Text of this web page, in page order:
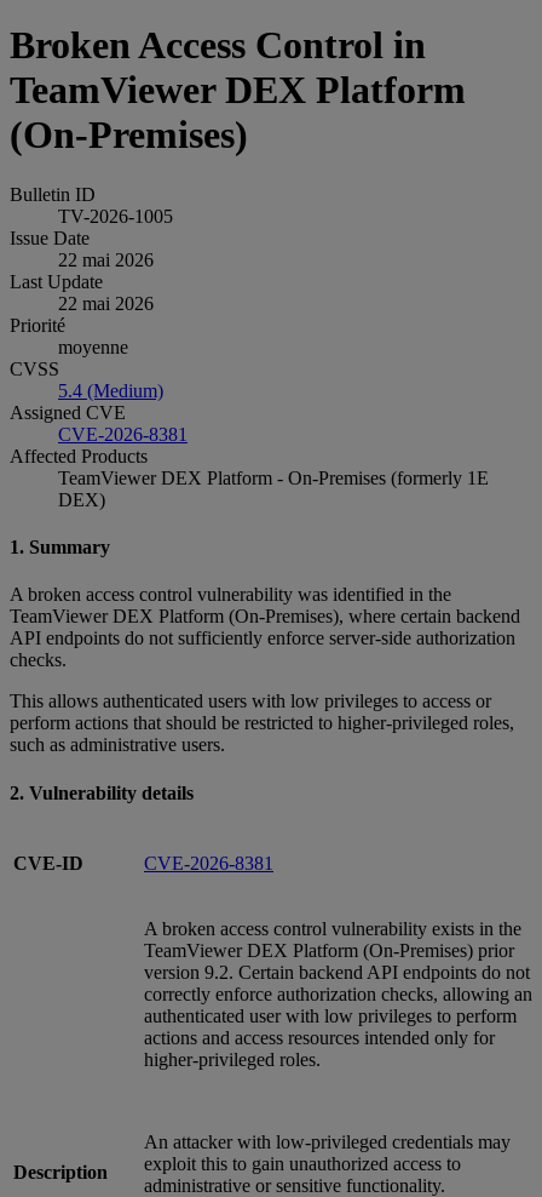
Broken Access Control in
TeamViewer DEX Platform
(On‑Premises)
Bulletin ID
TV-2026-1005
Issue Date
22 mai 2026
Last Update
22 mai 2026
Priorité
moyenne
CVSS
5.4 (Medium)
Assigned CVE
CVE-2026-8381
Affected Products
TeamViewer DEX Platform - On-Premises (formerly 1E
DEX)
1. Summary
A broken access control vulnerability was identified in the
TeamViewer DEX Platform (On‑Premises), where certain backend
API endpoints do not sufficiently enforce server‑side authorization
checks.
This allows authenticated users with low privileges to access or
perform actions that should be restricted to higher‑privileged roles,
such as administrative users.
2. Vulnerability details
CVE-ID CVE-2026-8381
Description
A broken access control vulnerability exists in the
TeamViewer DEX Platform (On‑Premises) prior
version 9.2. Certain backend API endpoints do not
correctly enforce authorization checks, allowing an
authenticated user with low privileges to perform
actions and access resources intended only for
higher‑privileged roles.
An attacker with low‑privileged credentials may
exploit this to gain unauthorized access to
administrative or sensitive functionality.